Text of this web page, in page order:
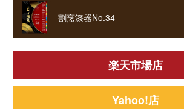
割烹漆器No.34
楽天市場店
Yahoo!店